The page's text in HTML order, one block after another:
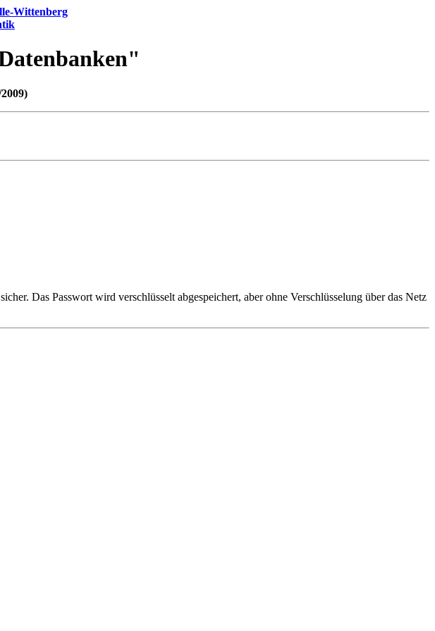
Wittenberg
Das Passwort wird verschlüsselt abgespeichert, aber ohne Verschlüsselung über das Netz